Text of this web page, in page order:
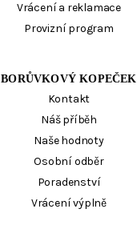
Vrácení a reklamace
Provizní program
BORŮVKOVÝ KOPEČEK
Kontakt
Náš příběh
Naše hodnoty
Osobní odběr
Poradenství
Vrácení výplně